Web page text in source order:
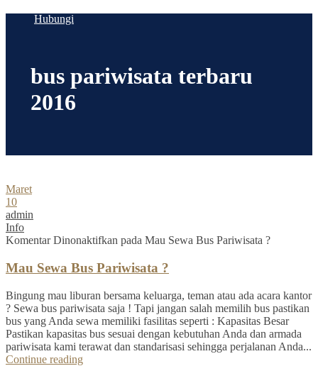
Hubungi
bus pariwisata terbaru
2016
Maret
10
admin
Info
Komentar Dinonaktifkan pada Mau Sewa Bus Pariwisata ?
Mau Sewa Bus Pariwisata ?
Bingung mau liburan bersama keluarga, teman atau ada acara kantor
? Sewa bus pariwisata saja ! Tapi jangan salah memilih bus pastikan
bus yang Anda sewa memiliki fasilitas seperti : Kapasitas Besar
Pastikan kapasitas bus sesuai dengan kebutuhan Anda dan armada
pariwisata kami terawat dan standarisasi sehingga perjalanan Anda...
Continue reading